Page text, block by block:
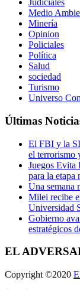
Judiciales
Medio
Minería
Opinion
Policiales
Política
Salud
sociedad
Turismo
Universo
Últimas
El FBI y la
el terrorismo
Juegos Evita
para la etapa
Una semana
Milei recibe
Universidad
Gobierno
estratégicos
EL
Copyright ©2020